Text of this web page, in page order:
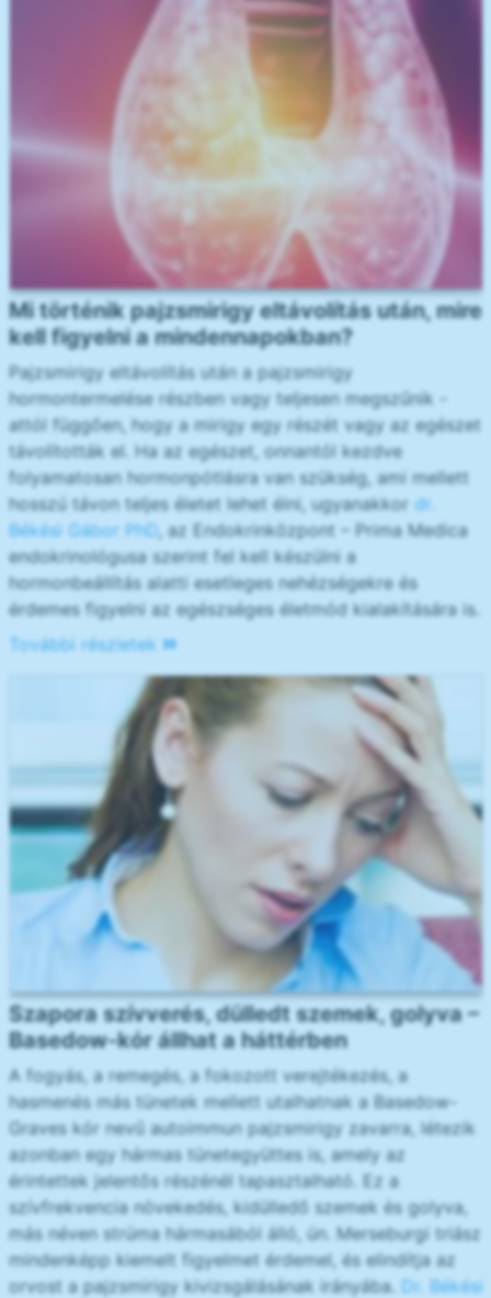
Mi történik pajzsmirigy eltávolítás után, mire
kell figyelni a mindennapokban?
Pajzsmirigy eltávolítás után a pajzsmirigy
hormontermelése részben vagy teljesen megszűnik -
attól függően, hogy a mirigy egy részét vagy az egészet
távolították el. Ha az egészet, onnantól kezdve
folyamatosan hormonpótlásra van szükség, ami mellett
hosszú távon teljes életet lehet élni, ugyanakkor dr.
Békési Gábor PhD
, az Endokrinközpont – Prima Medica
endokrinológusa szerint fel kell készülni a
hormonbeállítás alatti esetleges nehézségekre és
érdemes figyelni az egészséges életmód kialakítására is.
További részletek
Szapora szívverés, dülledt szemek, golyva –
Basedow-kór állhat a háttérben
A fogyás, a remegés, a fokozott verejtékezés, a
hasmenés más tünetek mellett utalhatnak a Basedow-
Graves kór nevű autoimmun pajzsmirigy zavarra, létezik
azonban egy hármas tünetegyüttes is, amely az
érintettek jelentős részénél tapasztalható. Ez a
szívfrekvencia növekedés, kidülledő szemek és golyva,
más néven strúma hármasából álló, ún. Merseburgi triász
mindenképp kiemelt figyelmet érdemel, és elindítja az
orvost a pajzsmirigy kivizsgálásának irányába. Dr. Békési